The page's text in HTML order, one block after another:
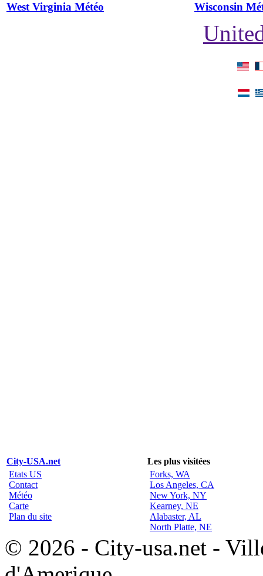
West Virginia Météo Wisconsin
City-USA.net
Les plus visitées
Etats US
Contact
Météo
Carte
Plan du site
Forks, WA
Los Angeles, CA
New York, NY
Kearney, NE
Alabaster, AL
North Platte, NE
© 2026 - City-usa.net -